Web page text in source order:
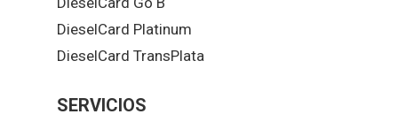
DieselCard Platinum
DieselCard TransPlata
SERVICIOS